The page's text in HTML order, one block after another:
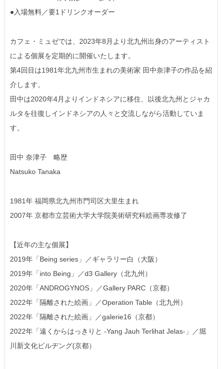
●入場無料／要1ドリンクオーダー
カフェ・ミュゼでは、2023年8月より北九州出身のアーティスト
による個展を定期的に開催いたします。
第4回目は1981年北九州市生まれの美術家 田中奈津子の作品を紹
介します。
田中は2020年4月よりインドネシアに移住、以後北九州とジャカ
ルタを往復しインドネシアの人々と交流しながら活動していま
す。
田中 奈津子 略歴
Natsuko Tanaka
1981年 福岡県北九州市門司区大里生まれ
2007年 京都市立芸術大学大学院美術研究科絵画専攻修了
【近年の主な個展】
2019年「Being series」／ギャラリー白（大阪）
2019年「into Being」／d3 Gallery（北九州）
2020年「ANDROGYNOS」／Gallery PARC（京都）
2022年「隔離された絵画」／Operation Table（北九州）
2022年「隔離された絵画」／galerie16（京都）
2022年「遠くからはっきりと -Yang Jauh Terlihat Jelas-」／堀
川新文化ビルヂング(京都）